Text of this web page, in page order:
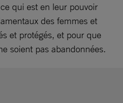
qui est en leur pouvoir
des femmes et
et protégés, et pour que
soient pas abandonnées.